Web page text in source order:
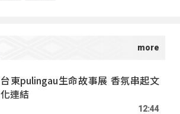
台東pulingau生命故事展 香氛串起文
化連結
12:44